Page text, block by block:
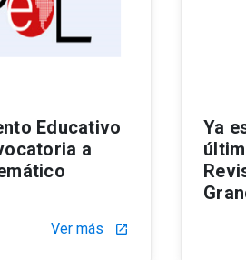
Educativo
a
Ver más launch
Ya